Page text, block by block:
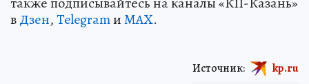
вДзен,TelegramиMAX.
Источник: kp.ru